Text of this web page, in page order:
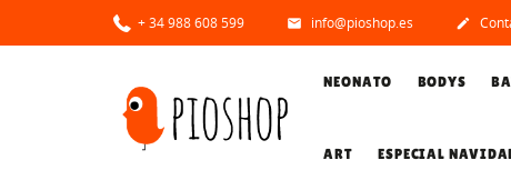
+ 34 988 608 599  info@pioshop.es 
NEONATO BODYS
ART ESPECIAL